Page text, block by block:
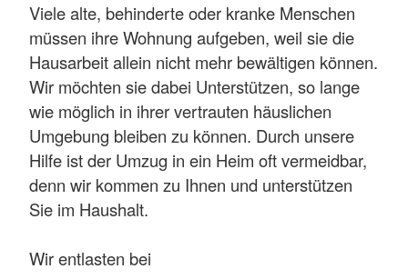
Viele alte, behinderte oder kranke Menschen
müssen ihre Wohnung aufgeben, weil sie die
Hausarbeit allein nicht mehr bewältigen können.
Wir möchten sie dabei Unterstützen, so lange
wie möglich in ihrer vertrauten häuslichen
Umgebung bleiben zu können. Durch unsere
Hilfe ist der Umzug in ein Heim oft vermeidbar,
denn wir kommen zu Ihnen und unterstützen
Sie im Haushalt.
Wir entlasten bei